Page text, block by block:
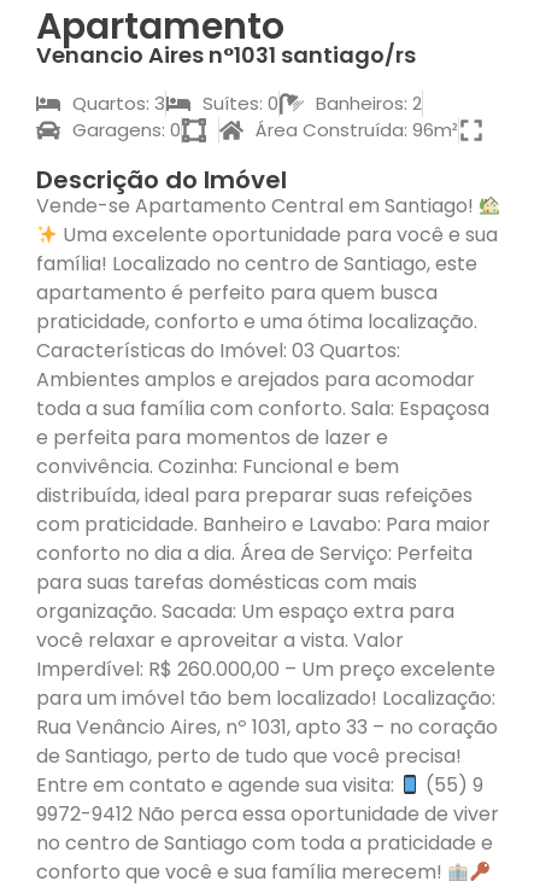
Apartamento
Venancio Aires n°1031 santiago/rs
Quartos: 3 Suítes: 0
Banheiros: 2
Garagens: 0
Área Construída: 96m²
Descrição do Imóvel
Vende-se Apartamento Central em Santiago!
Uma excelente oportunidade para você e sua
família! Localizado no centro de Santiago, este
apartamento é perfeito para quem busca
praticidade, conforto e uma ótima localização.
Características do Imóvel: 03 Quartos:
Ambientes amplos e arejados para acomodar
toda a sua família com conforto. Sala: Espaçosa
e perfeita para momentos de lazer e
convivência. Cozinha: Funcional e bem
distribuída, ideal para preparar suas refeições
com praticidade. Banheiro e Lavabo: Para maior
conforto no dia a dia. Área de Serviço: Perfeita
para suas tarefas domésticas com mais
organização. Sacada: Um espaço extra para
você relaxar e aproveitar a vista. Valor
Imperdível: R$ 260.000,00 – Um preço excelente
para um imóvel tão bem localizado! Localização:
Rua Venâncio Aires, nº 1031, apto 33 – no coração
de Santiago, perto de tudo que você precisa!
Entre em contato e agende sua visita:
(55) 9
9972-9412 Não perca essa oportunidade de viver
no centro de Santiago com toda a praticidade e
conforto que você e sua família merecem!